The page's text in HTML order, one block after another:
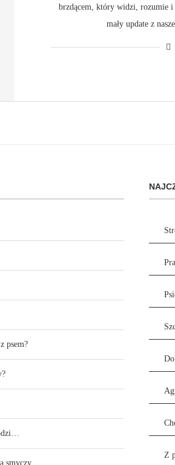
brzdącem, który widzi, rozumie i
mały update z
psem?
smyczy
Z